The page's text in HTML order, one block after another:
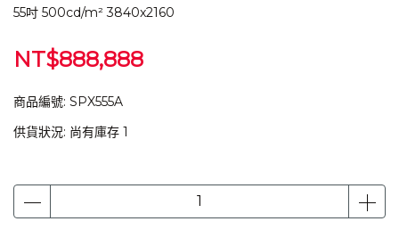
55吋 500cd/m² 3840x2160
NT$888,888
商品編號: SPX555A
供貨狀況: 尚有庫存 1